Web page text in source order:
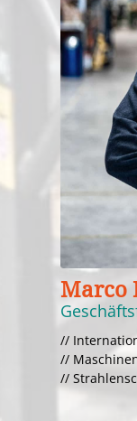
Marco
//
//
//